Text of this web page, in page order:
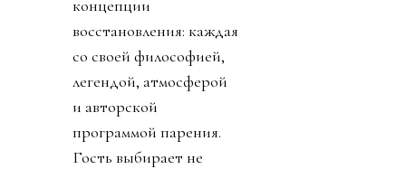
концепции
восстановления: каждая
со своей философией,
легендой, атмосферой
и авторской
программой парения.
Гость выбирает не